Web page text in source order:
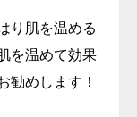
り肌を温める
を温めて効果
勧めします！